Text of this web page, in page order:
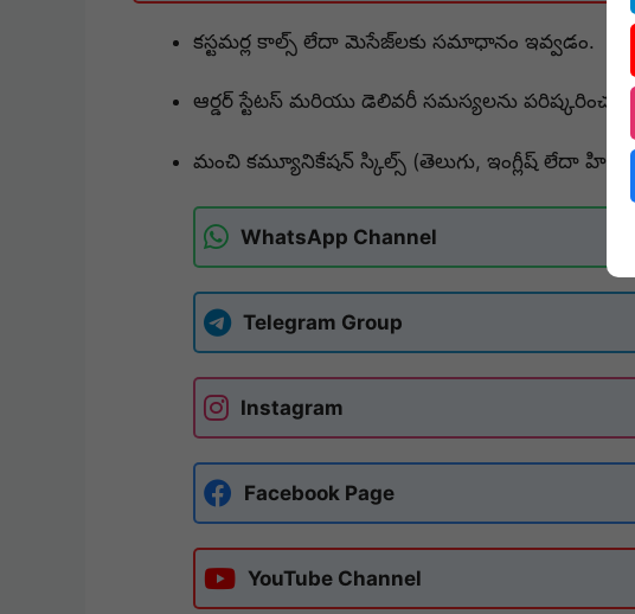
కస్టమర్ల కాల్స్ లేదా మెసేజ్‌లకు సమాధానం ఇవ్వడం.
ఆర్డర్ స్టేటస్ మరియు డెలివరీ సమస్యలను పరిష్కరించడం.
మంచి కమ్యూనికేషన్ స్కిల్స్ (తెలుగు, ఇంగ్లీష్ లేదా
WhatsApp Channel
Telegram Group
Instagram
Facebook Page
YouTube Channel